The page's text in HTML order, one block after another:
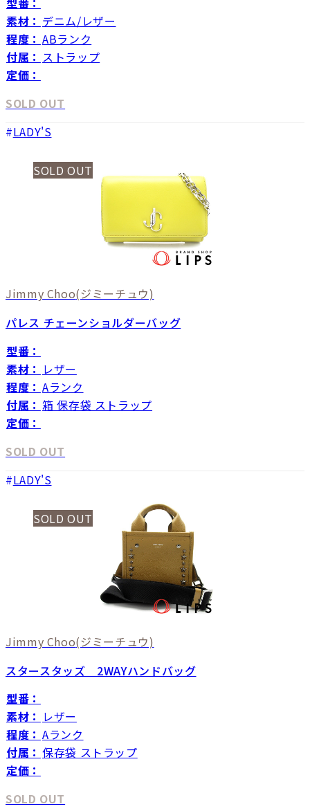
素材： デニム/レザー
程度： ABランク
付属： ストラップ
定価：
SOLD OUT
LADY'S
SOLD OUT
Jimmy Choo(ジミーチュウ)
パレス チェーンショルダーバッグ
型番：
素材： レザー
程度： Aランク
付属： 箱 保存袋 ストラップ
定価：
SOLD OUT
LADY'S
SOLD OUT
Jimmy Choo(ジミーチュウ)
スタースタッズ 2WAYハンドバッグ
型番：
素材： レザー
程度： Aランク
付属： 保存袋 ストラップ
定価：
SOLD OUT